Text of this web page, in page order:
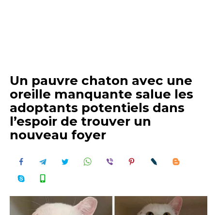
Un pauvre chaton avec une
oreille manquante salue les
adoptants potentiels dans
l’espoir de trouver un
nouveau foyer